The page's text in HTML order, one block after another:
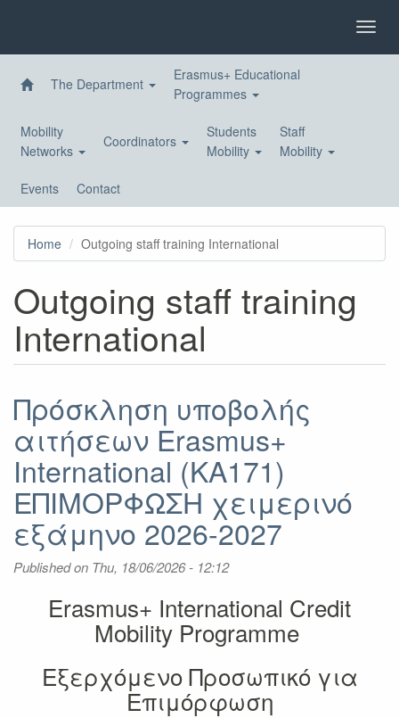
The Department
Erasmus+ Educational
Programmes
Mobility
Networks
Coordinators
Students
Mobility
Staff
Mobility
Events Contact
Home Outgoing staff training International
Outgoing staff training
International
Πρόσκληση υποβολής
αιτήσεων Erasmus+
International (KA171)
ΕΠΙΜΟΡΦΩΣΗ χειμερινό
εξάμηνο 2026-2027
Published on Thu, 18/06/2026 - 12:12
Erasmus+ International Credit
Mobility Programme
Εξερχόμενο Προσωπικό για
Επιμόρφωση